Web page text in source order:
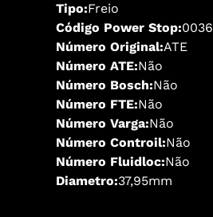
Tipo:Freio
Código Power Stop:0036
Número Original:ATE
Número ATE:Não
Número Bosch:Não
Número FTE:Não
Número Varga:Não
Número Controil:Não
Número Fluidloc:Não
Diametro:37,95mm